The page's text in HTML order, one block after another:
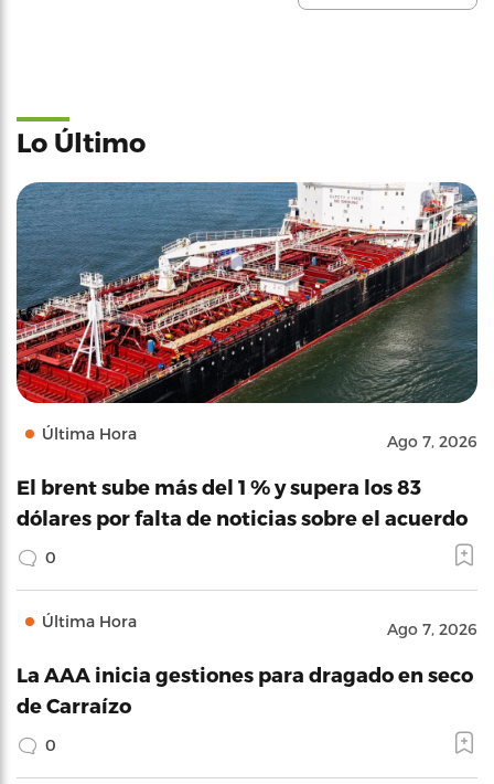
Lo Último
Última Hora Ago 7, 2026
El brent sube más del 1 % y supera los 83
dólares por falta de noticias sobre el acuerdo
0
Última Hora Ago 7, 2026
La AAA inicia gestiones para dragado en seco
de Carraízo
0